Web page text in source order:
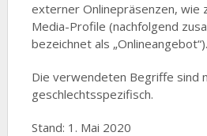
externer Onlinepräsenzen, wie
Media-Profile (nachfolgend
bezeichnet als „Onlineangebot“).
Die verwendeten Begriffe sind
geschlechtsspezifisch.
Stand: 1. Mai 2020